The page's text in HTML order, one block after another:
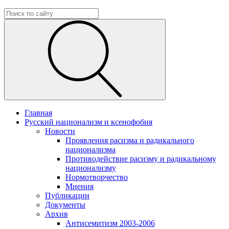
Главная
Русский национализм и ксенофобия
Новости
Проявления расизма и радикального
национализма
Противодействие расизму и радикальному
национализму
Нормотворчество
Мнения
Публикации
Документы
Архив
Антисемитизм 2003-2006